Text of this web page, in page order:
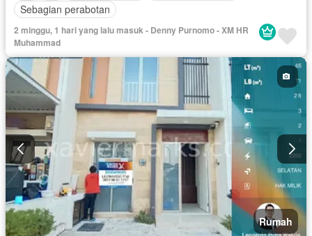
Sebagian perabotan
2 minggu, 1 hari yang lalu masuk - Denny Purnomo - XM HR
Muhammad
Rumah